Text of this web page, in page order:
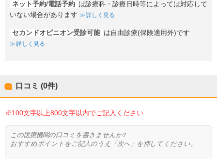
ネット予約/電話予約 は診療科・診療日時等によっては対応して
いない場合があります
詳しく見る
セカンドオピニオン受診可能 は自由診療(保険適用外)です
詳しく見る
口コミ (0件)
※100文字以上800文字以内でご記入ください